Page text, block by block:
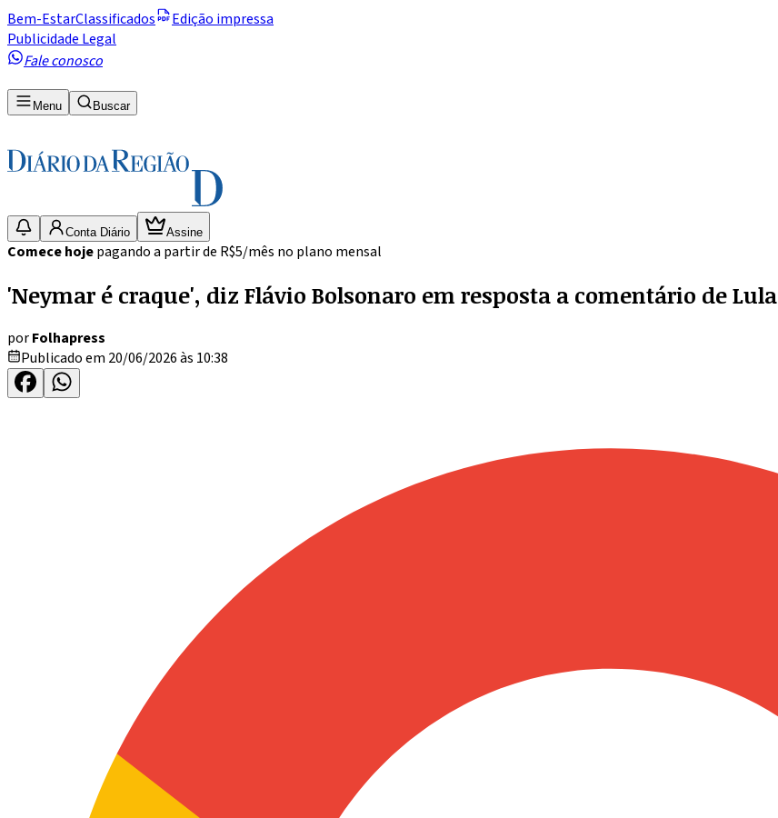
Bem-EstarClassificados
Edição impressa
Publicidade Legal
Fale conosco
Menu Buscar
Conta Diário Assine
Comece hojepagando a partir de R$5/mês no plano mensal
'Neymar é craque', diz Flávio Bolsonaro em resposta a comentário de Lula
porFolhapress
Publicado em 20/06/2026 às 10:38